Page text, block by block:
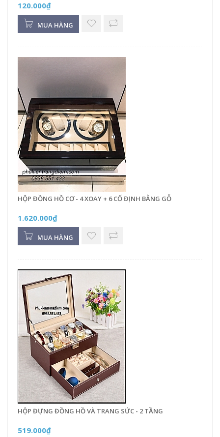
120.000₫
MUA HÀNG
HỘP ĐỒNG HỒ CƠ - 4 XOAY + 6 CỐ ĐỊNH BẰNG GỖ
1.620.000₫
MUA HÀNG
HỘP ĐỰNG ĐỒNG HỒ VÀ TRANG SỨC - 2 TẦNG
519.000₫